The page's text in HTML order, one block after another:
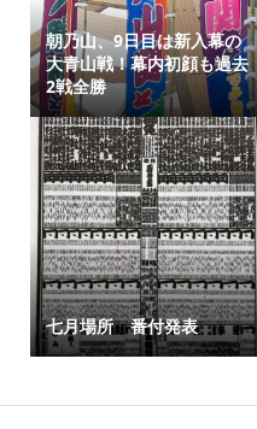
朝乃山、9日目は新入幕の
大青山戦！幕内初顔も過去
2戦全勝
七月場所 番付発表